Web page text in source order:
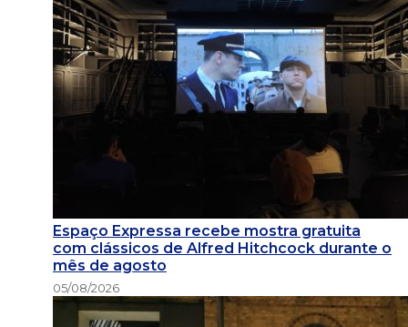
Espaço Expressa recebe mostra gratuita
com clássicos de Alfred Hitchcock durante o
mês de agosto
05/08/2026